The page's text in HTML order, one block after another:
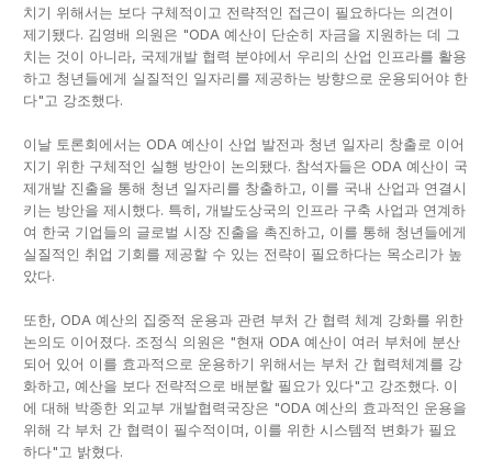
치기 위해서는 보다 구체적이고 전략적인 접근이 필요하다는 의견이
제기됐다. 김영배 의원은 "ODA 예산이 단순히 자금을 지원하는 데 그
치는 것이 아니라, 국제개발 협력 분야에서 우리의 산업 인프라를 활용
하고 청년들에게 실질적인 일자리를 제공하는 방향으로 운용되어야 한
다"고 강조했다.
이날 토론회에서는 ODA 예산이 산업 발전과 청년 일자리 창출로 이어
지기 위한 구체적인 실행 방안이 논의됐다. 참석자들은 ODA 예산이 국
제개발 진출을 통해 청년 일자리를 창출하고, 이를 국내 산업과 연결시
키는 방안을 제시했다. 특히, 개발도상국의 인프라 구축 사업과 연계하
여 한국 기업들의 글로벌 시장 진출을 촉진하고, 이를 통해 청년들에게
실질적인 취업 기회를 제공할 수 있는 전략이 필요하다는 목소리가 높
았다.
또한, ODA 예산의 집중적 운용과 관련 부처 간 협력 체계 강화를 위한
논의도 이어졌다. 조정식 의원은 "현재 ODA 예산이 여러 부처에 분산
되어 있어 이를 효과적으로 운용하기 위해서는 부처 간 협력체계를 강
화하고, 예산을 보다 전략적으로 배분할 필요가 있다"고 강조했다. 이
에 대해 박종한 외교부 개발협력국장은 "ODA 예산의 효과적인 운용을
위해 각 부처 간 협력이 필수적이며, 이를 위한 시스템적 변화가 필요
하다"고 밝혔다.